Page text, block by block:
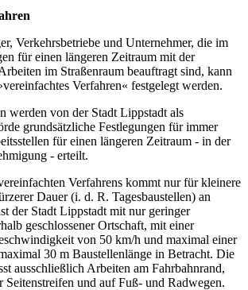
Verkehrsbetriebe und Unternehmer, die im
für einen längeren Zeitraum mit der
im Straßenraum beauftragt sind, kann
Verfahren« festgelegt werden.
werden von der Stadt Lippstadt als
grundsätzliche Festlegungen für immer
für einen längeren Zeitraum - in der
- erteilt.
Verfahrens kommt nur für kleinere
Dauer (i. d. R. Tagesbaustellen) an
der Stadt Lippstadt mit nur geringer
geschlossener Ortschaft, mit einer
von 50 km/h und maximal einer
30 m Baustellenlänge in Betracht. Die
ausschließlich Arbeiten am Fahrbahnrand,
Seitenstreifen und auf Fuß- und Radwegen.